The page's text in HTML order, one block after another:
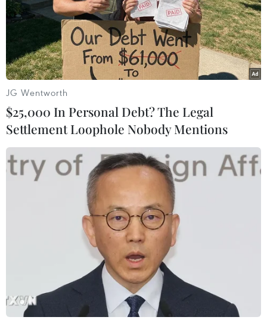
#Tổng thống Argentina Alberto Fernandez
#Hợp tác nghị viện
Argentina
TIN LIÊN QUAN
JG Wentworth
$25,000 In Personal Debt? The Legal
Settlement Loophole Nobody Mentions